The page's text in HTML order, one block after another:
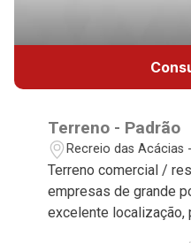
Terreno - Padrão
Recreio das Acácias
Terreno comercial /
empresas de grande
excelente localização,